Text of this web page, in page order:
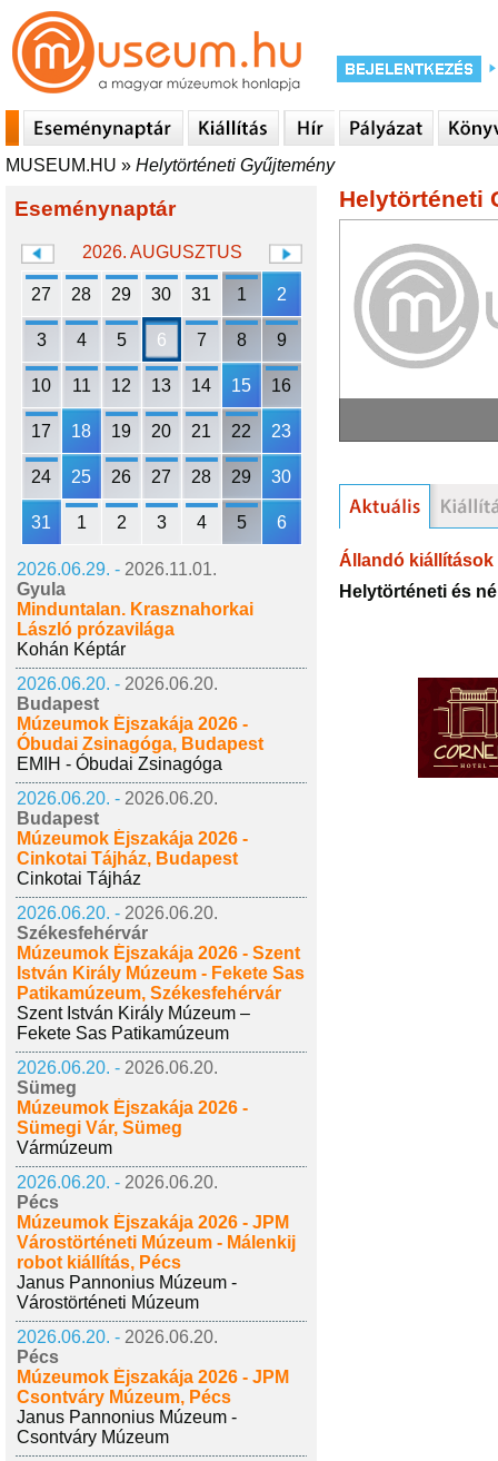
MUSEUM.HU » Helytörténeti Gyűjtemény
Eseménynaptár
2026. AUGUSZTUS
27 28 29 30 31 1 2
3 4 5 6 7 8 9
10 11 12 13 14 15 16
17 18 19 20 21 22 23
24 25 26 27 28 29 30
31 1 2 3 4 5 6
2026.06.29. - 2026.11.01.
Gyula
Minduntalan. Krasznahorkai
László prózavilága
Kohán Képtár
2026.06.20. - 2026.06.20.
Budapest
Múzeumok Éjszakája 2026 -
Óbudai Zsinagóga, Budapest
EMIH - Óbudai Zsinagóga
2026.06.20. - 2026.06.20.
Budapest
Múzeumok Éjszakája 2026 -
Cinkotai Tájház, Budapest
Cinkotai Tájház
2026.06.20. - 2026.06.20.
Székesfehérvár
Múzeumok Éjszakája 2026 - Szent
István Király Múzeum - Fekete Sas
Patikamúzeum, Székesfehérvár
Szent István Király Múzeum –
Fekete Sas Patikamúzeum
2026.06.20. - 2026.06.20.
Sümeg
Múzeumok Éjszakája 2026 -
Sümegi Vár, Sümeg
Vármúzeum
2026.06.20. - 2026.06.20.
Pécs
Múzeumok Éjszakája 2026 - JPM
Várostörténeti Múzeum - Málenkij
robot kiállítás, Pécs
Janus Pannonius Múzeum -
Várostörténeti Múzeum
2026.06.20. - 2026.06.20.
Pécs
Múzeumok Éjszakája 2026 - JPM
Csontváry Múzeum, Pécs
Janus Pannonius Múzeum -
Csontváry Múzeum
Helytörténeti
Állandó kiállítások
Helytörténeti és